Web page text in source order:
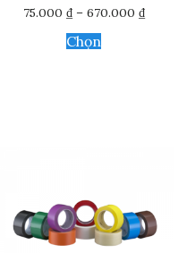
75.000 ₫ – 670.000 ₫
ChọnSản
phẩm
thể
được
chọn